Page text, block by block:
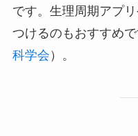
です。生理周期アプ
つけるのもおすすめで
科学会 ）。